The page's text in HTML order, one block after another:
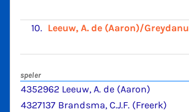
10. Leeuw, A. de (Aaron)/
speler
4352962 Leeuw, A. de (Aaron)
4327137 Brandsma, C.J.F. (Freerk)